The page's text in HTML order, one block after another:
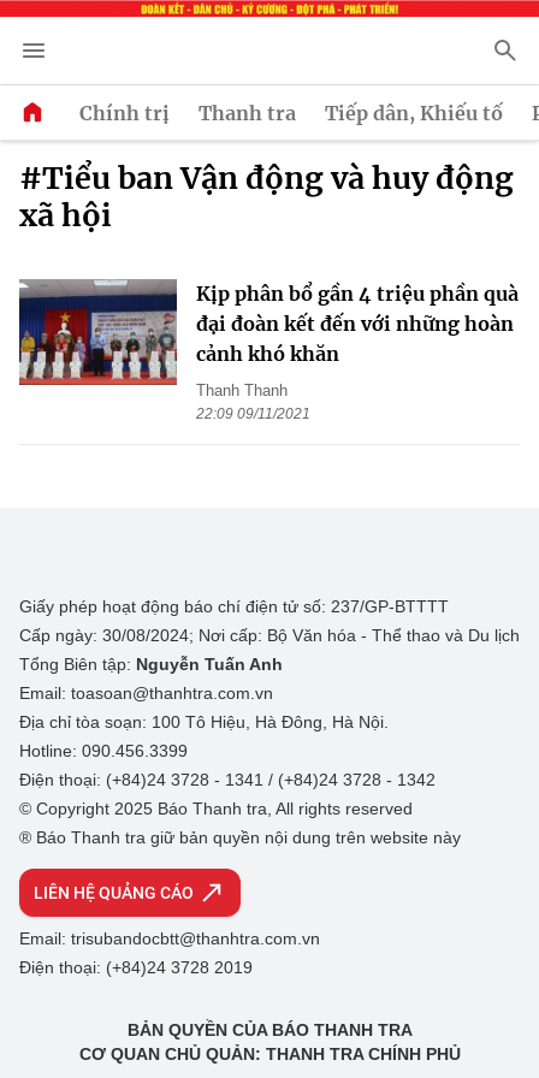
Chính trị Thanh tra Tiếp dân, Khiếu tố
#Tiểu ban Vận động và huy động
xã hội
Kịp phân bổ gần 4 triệu phần quà
đại đoàn kết đến với những hoàn
cảnh khó khăn
Thanh Thanh
22:09 09/11/2021
Giấy phép hoạt động báo chí điện tử số: 237/GP-BTTTT
Cấp ngày: 30/08/2024; Nơi cấp: Bộ Văn hóa - Thể thao và Du lịch
Tổng Biên tập: Nguyễn Tuấn Anh
Email: toasoan@thanhtra.com.vn
Địa chỉ tòa soạn: 100 Tô Hiệu, Hà Đông, Hà Nội.
Hotline: 090.456.3399
Điện thoại: (+84)24 3728 - 1341 / (+84)24 3728 - 1342
© Copyright 2025 Báo Thanh tra, All rights reserved
® Báo Thanh tra giữ bản quyền nội dung trên website này
LIÊN HỆ QUẢNG CÁO
Email: trisubandocbtt@thanhtra.com.vn
Điện thoại: (+84)24 3728 2019
BẢN QUYỀN CỦA BÁO THANH TRA
CƠ QUAN CHỦ QUẢN: THANH TRA CHÍNH PHỦ